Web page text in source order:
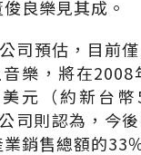
良樂見其成。
司預估，目前
樂，將在2008
元（約新台
司則認為，今
銷售總額的33